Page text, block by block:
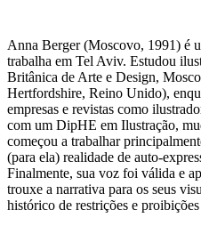
Anna Berger (Moscovo, 1991) é
trabalha em Tel Aviv. Estudou
Britânica de Arte e Design,
Hertfordshire, Reino Unido),
empresas e revistas como
com um DipHE em Ilustração,
começou a trabalhar
(para ela) realidade de auto-
Finalmente, sua voz foi válida e
trouxe a narrativa para os seus
histórico de restrições e